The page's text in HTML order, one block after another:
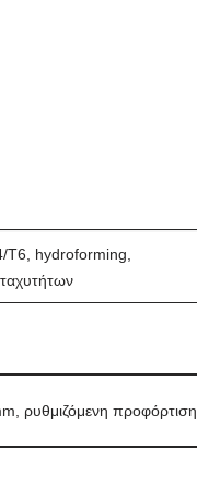
T6, hydroforming,
ρυθμιζόμενη προφόρτιση